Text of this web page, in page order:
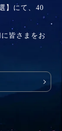
】にて、40
皆さまをお